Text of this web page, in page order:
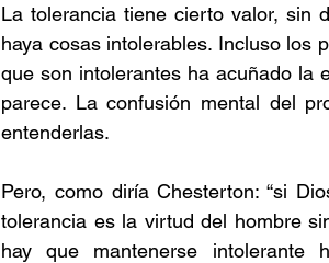
La tolerancia tiene cierto valor, sin
haya cosas intolerables. Incluso los
que son intolerantes ha acuñado la
parece. La confusión mental del
entenderlas.
Pero, como diría Chesterton: “si
tolerancia es la virtud del hombre
hay que mantenerse